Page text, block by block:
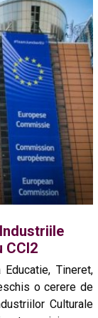
CCI2
Tineret,
o cerere de
Culturale